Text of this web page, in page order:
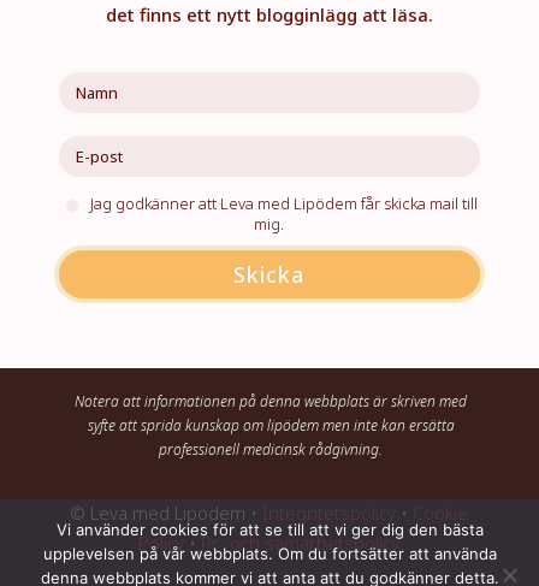
det finns ett nytt blogginlägg att läsa.
Jag godkänner att Leva med Lipödem får skicka mail till
mig.
Skicka
Notera att informationen på denna webbplats är skriven med
syfte att sprida kunskap om lipödem men inte kan ersätta
professionell medicinsk rådgivning.
© Leva med Lipödem • Integritetspolicy • Cookie
Policy•Pr- och samarbetspolicy
Vi använder cookies för att se till att vi ger dig den bästa
upplevelsen på vår webbplats. Om du fortsätter att använda
denna webbplats kommer vi att anta att du godkänner detta.